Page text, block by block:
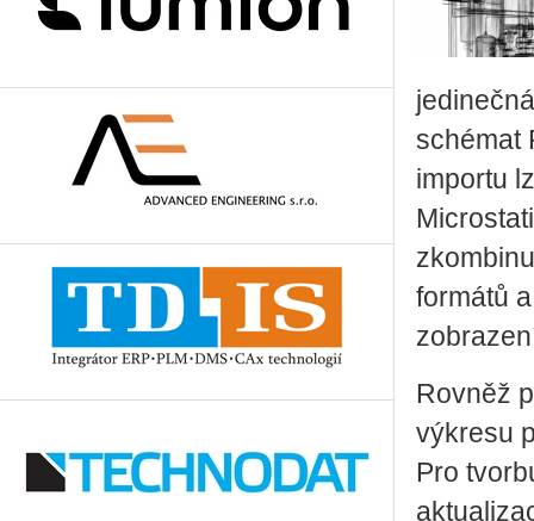
schémat
importu
formátů
Rovněž
výkresu
Pro